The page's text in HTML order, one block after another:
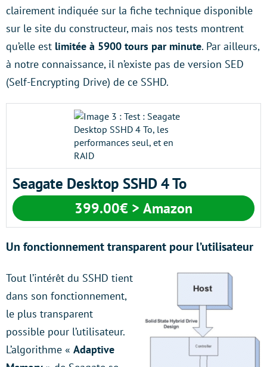
clairement indiquée sur la fiche technique disponible
sur le site du constructeur, mais nos tests montrent
qu’elle est limitée à 5900 tours par minute. Par ailleurs,
à notre connaissance, il n’existe pas de version SED
(Self-Encrypting Drive) de ce SSHD.
Seagate Desktop SSHD 4 To
399.00€ > Amazon
Un fonctionnement transparent pour l’utilisateur
Tout l’intérêt du SSHD tient
dans son fonctionnement,
le plus transparent
possible pour l’utilisateur.
L’algorithme « Adaptive